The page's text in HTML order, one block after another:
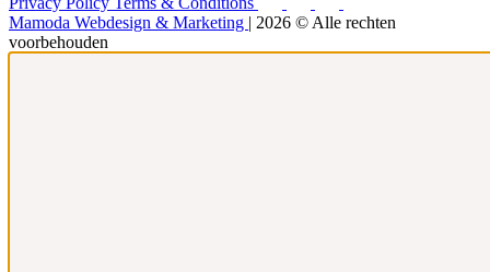
Mamoda Webdesign & Marketing | 2026 © Alle rechten
voorbehouden